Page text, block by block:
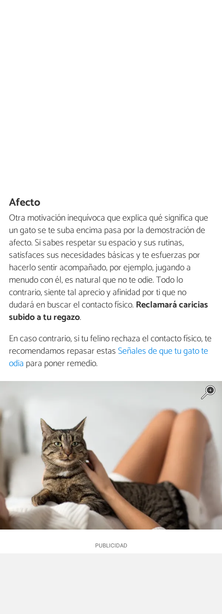
Afecto
Otra motivación inequívoca que explica qué significa que
un gato se te suba encima pasa por la demostración de
afecto. Si sabes respetar su espacio y sus rutinas,
satisfaces sus necesidades básicas y te esfuerzas por
hacerlo sentir acompañado, por ejemplo, jugando a
menudo con él, es natural que no te odie. Todo lo
contrario, siente tal aprecio y afinidad por ti que no
dudará en buscar el contacto físico. Reclamará caricias
subido a tu regazo.
En caso contrario, si tu felino rechaza el contacto físico, te
recomendamos repasar estasSeñales de que tu gato te
odia para poner remedio.